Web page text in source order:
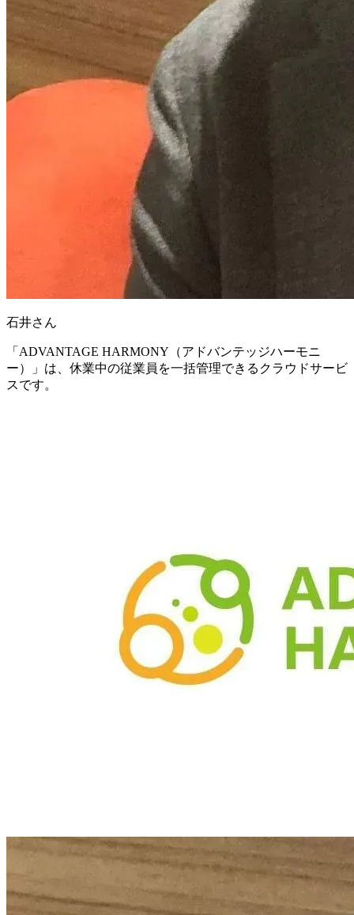
石井さん
「ADVANTAGE HARMONY（アドバンテッジハーモニ
ー）」は、 休業中の従業員を一括管理できるクラウドサービ
スです。